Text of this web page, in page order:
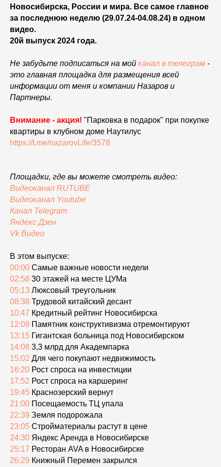
Новосибирска, России и мира. Все самое главное
за последнюю неделю (29.07.24-04.08.24) в одном
видео.
20й выпуск 2024 года.
Не забудьте подписаться на мой канал в телеграм -
это главная площадка для размещения всей
информации от меня и компании Назаров и
Партнеры.
Внимание - акция! "Парковка в подарок" при покупке
квартиры в клубном доме Наутилус
https://t.me/nazarovLife/3578
Площадки, где вы можете смотреть видео:
Видеоканал RUTUBE
Видеоканал Youtube
Канал Telegram
ЯндексДзен
Vk Видео
В этом выпуске:
00:00 Самые важные новости недели
02:58 30 этажей на месте ЦУМа
05:13 Люксовый треугольник
08:38 Трудовой китайский десант
10:47 Кредитный рейтинг Новосибирска
12:09 Памятник конструктивизма отремонтируют
13:15 Гигантская больница под Новосибирском
14:08 3,3 млрд для Академпарка
15:02 Для чего покупают недвижимость
16:20 Рост спроса на инвестиции
17:52 Рост спроса на каршеринг
19:45 Краснозерский вернут
21:00 Посещаемость ТЦ упала
22:39 Земля подорожала
23:05 Стройматериалы растут в цене
24:30 Яндекс Аренда в Новосибирске
25:17 Ресторан AVA в Новосибирске
26:29 Книжный Перемен закрылся